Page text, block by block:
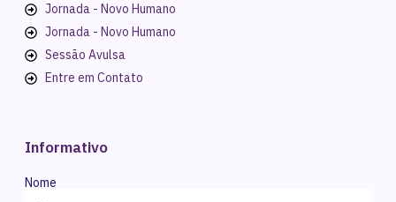
Jornada - Novo Humano
Jornada - Novo Humano
Sessão Avulsa
Entre em Contato
Informativo
Nome